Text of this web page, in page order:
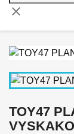
clear
TOY47